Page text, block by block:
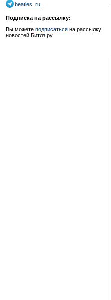
beatles_ru
Подписка на рассылку:
Вы можете подписаться на рассылку
новостей Битлз.ру